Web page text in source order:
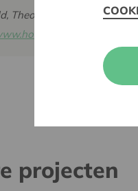
Theofiel Van
projecten